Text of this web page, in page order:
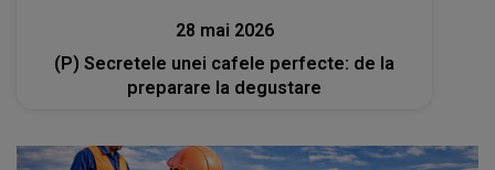
28 mai 2026
(P) Secretele unei cafele perfecte: de la
preparare la degustare